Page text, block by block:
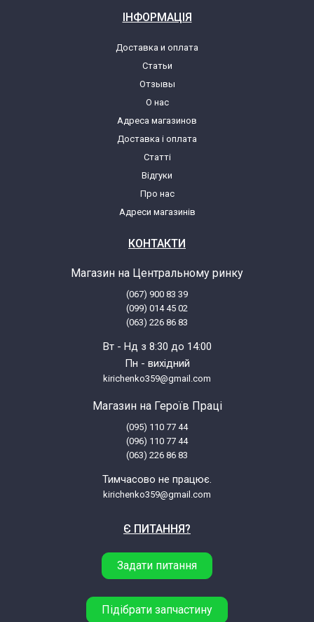
ІНФОРМАЦІЯ
Доставка и оплата
Статьи
Отзывы
О нас
Адреса магазинов
Доставка і оплата
Статті
Відгуки
Про нас
Адреси магазинів
КОНТАКТИ
Магазин на Центральному ринку
(067) 900 83 39
(099) 014 45 02
(063) 226 86 83
Вт - Нд з 8:30 до 14:00
Пн - вихідний
kirichenko359@gmail.com
Магазин на Героїв Праці
(095) 110 77 44
(096) 110 77 44
(063) 226 86 83
Тимчасово не працює.
kirichenko359@gmail.com
Є ПИТАННЯ?
Задати питання
Підібрати запчастину